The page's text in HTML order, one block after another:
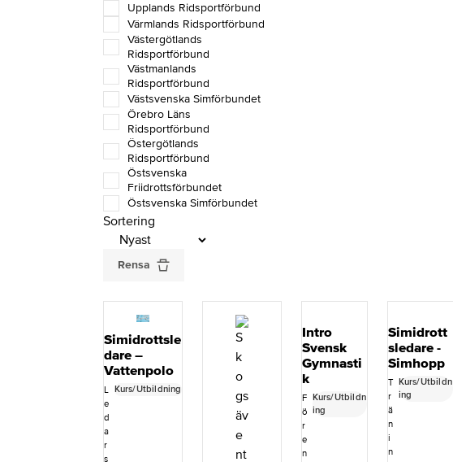
Upplands Ridsportförbund
Värmlands Ridsportförbund
Västergötlands
Ridsportförbund
Västmanlands
Ridsportförbund
Västsvenska Simförbundet
Örebro Läns
Ridsportförbund
Östergötlands
Ridsportförbund
Östsvenska
Friidrottsförbundet
Östsvenska Simförbundet
Sortering
Rensa
Simidrottsle
dare –
Vattenpolo
L
e
d
a
r
s
Kurs/Utbildning
Intro
Svensk
Gymnasti
k
F
ö
r
e
n
Kurs/Utbildn
ing
Simidrott
sledare -
Simhopp
T
r
ä
n
i
n
Kurs/Utbildn
ing